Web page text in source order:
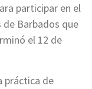
participar en el
Barbados que
el 12 de
práctica de